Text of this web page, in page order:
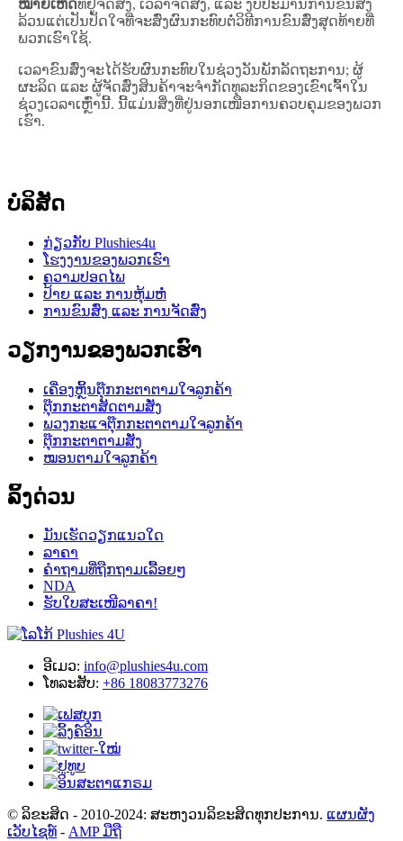
ໝາຍເຫດທີ່ຢູ່ຈັດສົ່ງ, ເວລາຈັດສົ່ງ, ແລະ ງົບປະມານການຂົນສົ່ງ
ລ້ວນແຕ່ເປັນປັດໃຈທີ່ຈະສົ່ງຜົນກະທົບຕໍ່ວິທີການຂົນສົ່ງສຸດທ້າຍທີ່
ພວກເຮົາໃຊ້.
ເວລາຂົນສົ່ງຈະໄດ້ຮັບຜົນກະທົບໃນຊ່ວງວັນພັກລັດຖະການ; ຜູ້
ຜະລິດ ແລະ ຜູ້ຈັດສົ່ງສິນຄ້າຈະຈຳກັດທຸລະກິດຂອງເຂົາເຈົ້າໃນ
ຊ່ວງເວລາເຫຼົ່ານີ້. ນີ້ແມ່ນສິ່ງທີ່ຢູ່ນອກເໜືອການຄວບຄຸມຂອງພວກ
ເຮົາ.
ບໍລິສັດ
ກ່ຽວກັບ Plushies4u
ໂຮງງານຂອງພວກເຮົາ
ຄວາມປອດໄພ
ປ້າຍ ແລະ ການຫຸ້ມຫໍ່
ການຂົນສົ່ງ ແລະ ການຈັດສົ່ງ
ວຽກງານຂອງພວກເຮົາ
ເຄື່ອງຫຼິ້ນຕຸ໊ກກະຕາຕາມໃຈລູກຄ້າ
ຕຸ໊ກກະຕາສັດຕາມສັ່ງ
ພວງກະແຈຕຸ໊ກກະຕາຕາມໃຈລູກຄ້າ
ຕຸ໊ກກະຕາຕາມສັ່ງ
ໝອນຕາມໃຈລູກຄ້າ
ລິ້ງດ່ວນ
ມັນເຮັດວຽກແນວໃດ
ລາຄາ
ຄຳຖາມທີ່ຖືກຖາມເລື້ອຍໆ
NDA
ຮັບໃບສະເໜີລາຄາ!
ອີເມວ: info@plushies4u.com
ໂທລະສັບ: +86 18083773276
© ລິຂະສິດ - 2010-2024: ສະຫງວນລິຂະສິດທຸກປະການ. ແຜນຜັງ
ເວັບໄຊທ໌ - AMP ມືຖື